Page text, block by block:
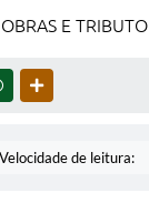
E TRIBUTO
WHATSAPP
Velocidade de leitura: